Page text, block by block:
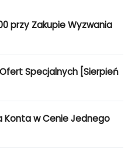
przy Zakupie Wyzwania
Specjalnych [Sierpień
Konta w Cenie Jednego